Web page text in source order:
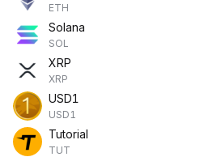
ETH
Solana
SOL
XRP
XRP
USD1
USD1
Tutorial
TUT